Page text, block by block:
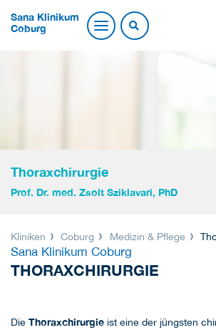
Sana Klinikum
Coburg
Thoraxchirurgie
Prof. Dr. med. Zsolt Sziklavari, PhD
Kliniken Coburg Medizin & Pflege
Sana Klinikum Coburg
THORAXCHIRURGIE
Die Thoraxchirurgie ist eine der jüngsten